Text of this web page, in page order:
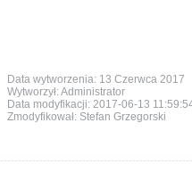
Data wytworzenia: 13 Czerwca 2017
Wytworzył: Administrator
Data modyfikacji: 2017-06-13
Zmodyfikował: Stefan Grzegorski